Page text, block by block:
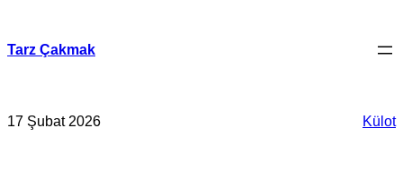
Tarz Çakmak
17 Şubat 2026 Külot